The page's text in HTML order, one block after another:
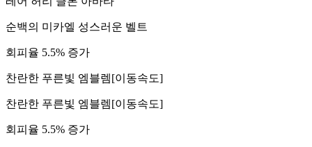
순백의 미카엘 성스러운 벨트
회피율 5.5% 증가
찬란한 푸른빛 엠블렘[이동속도]
찬란한 푸른빛 엠블렘[이동속도]
회피율 5.5% 증가